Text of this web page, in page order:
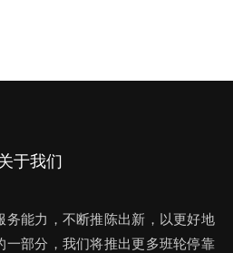
于我们
务能力，不断推陈出新，以更好地
一部分，我们将推出更多班轮停靠